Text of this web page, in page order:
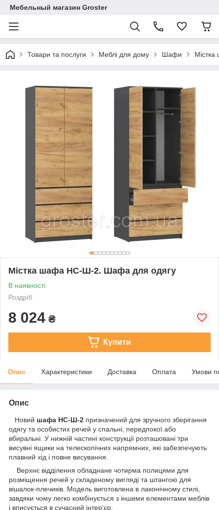
Мебельный магазин Groster
Товари та послуги Меблі для дому Шафи
Містка шафа НС-Ш-2. Шафа для одягу
В наявності
Роздріб
8 024 ₴
Купити
Опис Характеристики Доставка Оплата Умови
Опис
Новий шафа НС-Ш-2 призначений для зручного зберігання
одягу та особистих речей у спальні, передпокої або
вбиральні. У нижній частині конструкції розташовані три
висувні ящики на телескопічних напрямних, які забезпечують
плавний хід і повне висування.
Верхнє відділення обладнане чотирма полицями для
розміщення речей у складеному вигляді та штангою для
вішалок-плечиків. Модель виготовлена в лаконічному стилі,
завдяки чому легко комбінується з іншими елементами меблів
і вписується в сучасний інтер'єр.